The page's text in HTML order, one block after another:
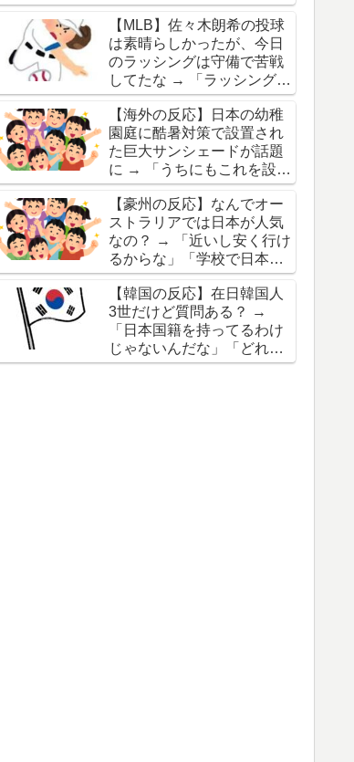
のって何？ → 「奈良は最
高」「チームラボは期待を
大きく超えてきたわ」
【MLB】佐々木朗希の投球
は素晴らしかったが、今日
のラッシングは守備で苦戦
してたな → 「ラッシングは
日本人投手アレルギーなの
か」「朗希が崩れなくてよ
かったわ」
【海外の反応】日本の幼稚
園庭に酷暑対策で設置され
た巨大サンシェードが話題
に → 「うちにもこれを設置
してくれ！」「日本でもこ
れは一般的ではないから勘
違いするなよ」
【豪州の反応】なんでオー
ストラリアでは日本が人気
なの？ → 「近いし安く行け
るからな」「学校で日本語
を学ぶことも珍しくないし
身近な存在ではある」
【韓国の反応】在日韓国人
3世だけど質問ある？ →
「日本国籍を持ってるわけ
じゃないんだな」「どれく
らい韓国語を話せるん